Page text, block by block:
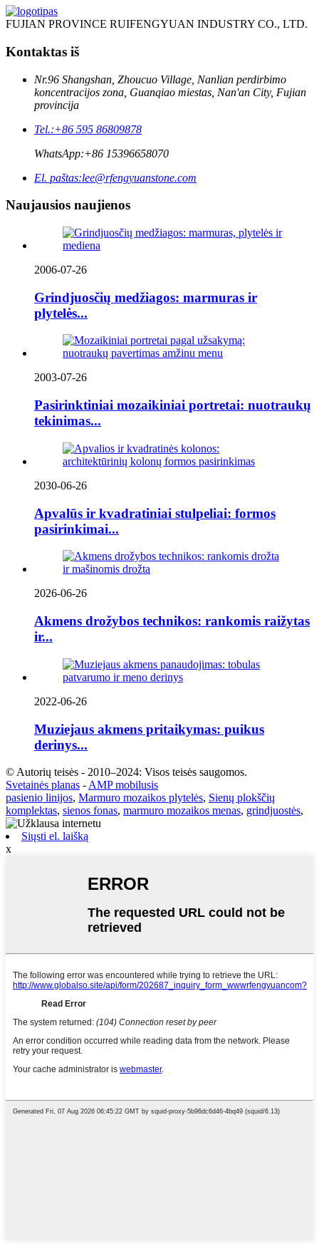
FUJIAN PROVINCE RUIFENGYUAN INDUSTRY CO., LTD.
Kontaktas iš
Nr.96 Shangshan, Zhoucuo Village, Nanlian perdirbimo
koncentracijos zona, Guanqiao miestas, Nan'an City, Fujian
provincija
Tel.:+86 595 86809878
WhatsApp:+86 15396658070
El. paštas:lee@rfengyuanstone.com
Naujausios naujienos
2006-07-26
Grindjuosčių medžiagos: marmuras ir
plytelės...
2003-07-26
Pasirinktiniai mozaikiniai portretai: nuotraukų
tekinimas...
2030-06-26
Apvalūs ir kvadratiniai stulpeliai: formos
pasirinkimai...
2026-06-26
Akmens drožybos technikos: rankomis raižytas
ir...
2022-06-26
Muziejaus akmens pritaikymas: puikus
derinys...
© Autorių teisės - 2010–2024: Visos teisės saugomos.
Svetainės planas - AMP mobilusis
pasienio linijos, Marmuro mozaikos plytelės, Sienų plokščių
komplektas, sienos fonas, marmuro mozaikos menas, grindjuostės,
Siųsti el. laišką
x